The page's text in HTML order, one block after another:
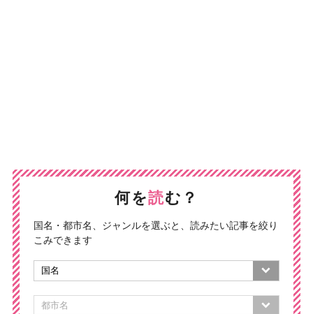
何を読む？
国名・都市名、ジャンルを選ぶと、読みたい記事を絞り
こみできます